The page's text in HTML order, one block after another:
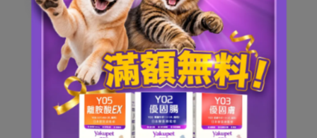
重磅新品🔥8/31前體驗價680！
Y07 優固泌｜泌尿舒心照護